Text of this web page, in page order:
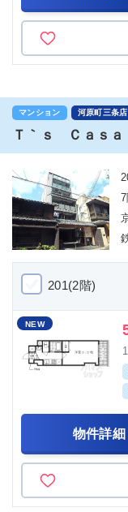
マンション 河原町三条店
Ｔ｀ｓ Ｃａｓａ
201(2階)
NEW
物件詳細